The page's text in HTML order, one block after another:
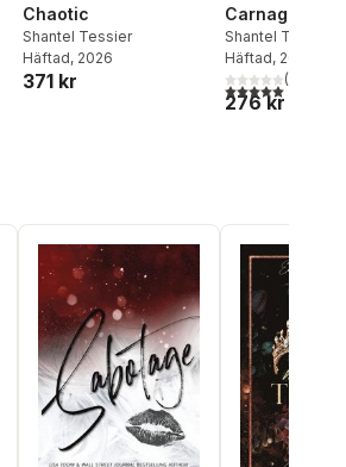
röster:
Chaotic
Shantel Tessier
Häftad, 2026
371 kr
Carnage
Shantel Tessier
Häftad, 2023
5,0utav 5(
276 kr